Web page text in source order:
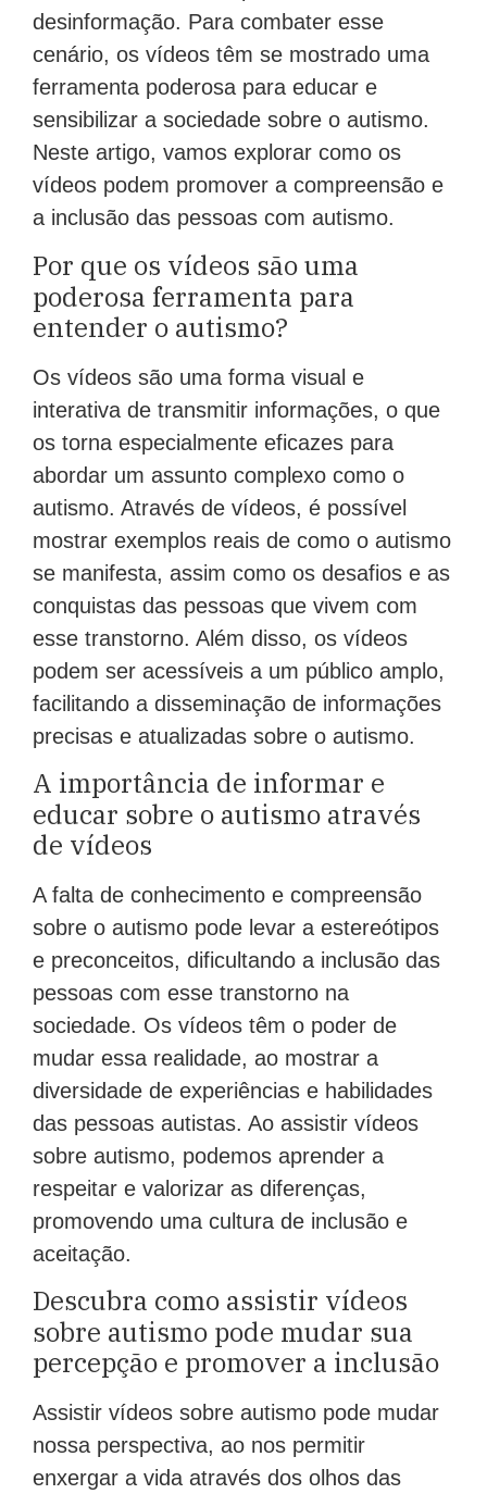
desinformação. Para combater esse
cenário, os vídeos têm se mostrado uma
ferramenta poderosa para educar e
sensibilizar a sociedade sobre o autismo.
Neste artigo, vamos explorar como os
vídeos podem promover a compreensão e
a inclusão das pessoas com autismo.
Por que os vídeos são uma
poderosa ferramenta para
entender o autismo?
Os vídeos são uma forma visual e
interativa de transmitir informações, o que
os torna especialmente eficazes para
abordar um assunto complexo como o
autismo. Através de vídeos, é possível
mostrar exemplos reais de como o autismo
se manifesta, assim como os desafios e as
conquistas das pessoas que vivem com
esse transtorno. Além disso, os vídeos
podem ser acessíveis a um público amplo,
facilitando a disseminação de informações
precisas e atualizadas sobre o autismo.
A importância de informar e
educar sobre o autismo através
de vídeos
A falta de conhecimento e compreensão
sobre o autismo pode levar a estereótipos
e preconceitos, dificultando a inclusão das
pessoas com esse transtorno na
sociedade. Os vídeos têm o poder de
mudar essa realidade, ao mostrar a
diversidade de experiências e habilidades
das pessoas autistas. Ao assistir vídeos
sobre autismo, podemos aprender a
respeitar e valorizar as diferenças,
promovendo uma cultura de inclusão e
aceitação.
Descubra como assistir vídeos
sobre autismo pode mudar sua
percepção e promover a inclusão
Assistir vídeos sobre autismo pode mudar
nossa perspectiva, ao nos permitir
enxergar a vida através dos olhos das